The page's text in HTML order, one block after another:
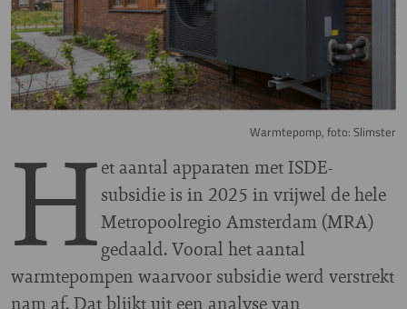
Warmtepomp, foto: Slimster
Het aantal apparaten met ISDE-
subsidie is in 2025 in vrijwel de hele
Metropoolregio Amsterdam (MRA)
gedaald. Vooral het aantal
warmtepompen waarvoor subsidie werd verstrekt
nam af. Dat blijkt uit een analyse van